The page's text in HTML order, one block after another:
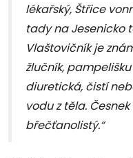
lékařský, Štřice
tady na Jesenicko
Vlaštovičník je
žlučník,
diuretická, čistí
vodu z těla.
břečťanolistý.“